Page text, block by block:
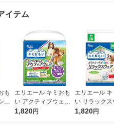
イテム
も
ー
タ
エリエール キミおも
い アクティブウェア
Ｌ パンツ ゆったりサ
1,820円
エリエール
い リラック
M テープ 小
1,820円